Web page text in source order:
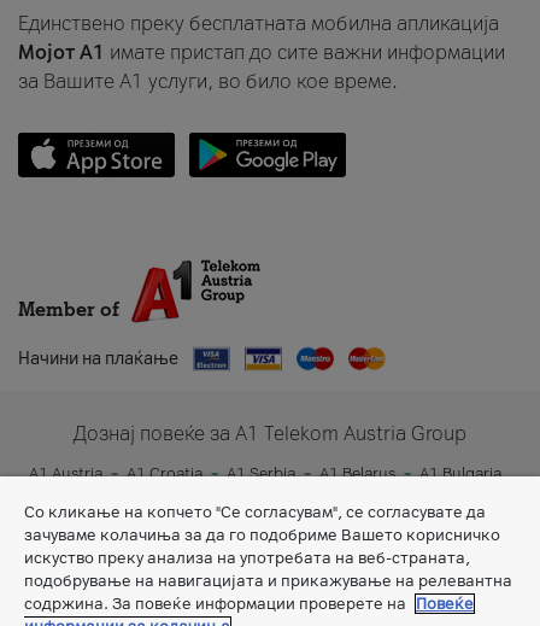
Единствено преку бесплатната мобилна апликација
Мојот A1 имате пристап до сите важни информации
за Вашите A1 услуги, во било кое време.
Member of
Начини на плаќање
Дознај повеќе за A1 Telekom Austria Group
A1 Austria A1 Croatia A1 Serbia A1 Belarus
A1 Bulgaria
Со кликање на копчето "Се согласувам", се согласувате да
зачуваме колачиња за да го подобриме Вашето корисничко
искуство преку анализа на употребата на веб-страната,
подобрување на навигацијата и прикажување на релевантна
содржина. За повеќе информации проверете на
Повеќе